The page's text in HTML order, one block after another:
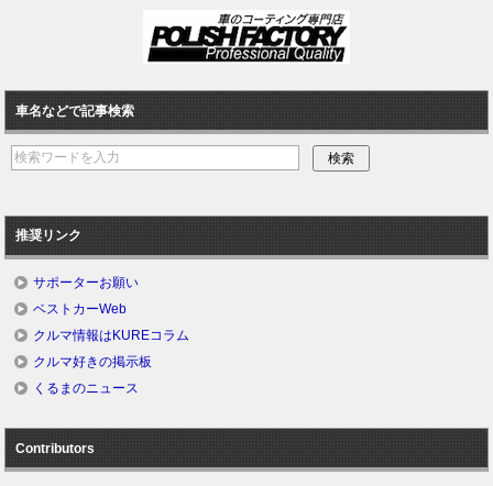
車名などで記事検索
推奨リンク
サポーターお願い
ベストカーWeb
クルマ情報はKUREコラム
クルマ好きの掲示板
くるまのニュース
Contributors